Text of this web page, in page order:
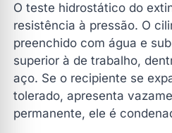
Perguntas frequentes sobre
extintor
O que é o teste hidrostático
incêndio?
De quanto em quanto
extintor deve ser feito?
Quais extintores precisam
O teste hidrostático do
resistência à pressão. O
preenchido com água e
superior à de trabalho,
aço. Se o recipiente se
tolerado, apresenta
permanente, ele é